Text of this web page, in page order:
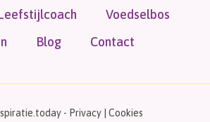
Voedselbos
Blog Contact
- Privacy| Cookies